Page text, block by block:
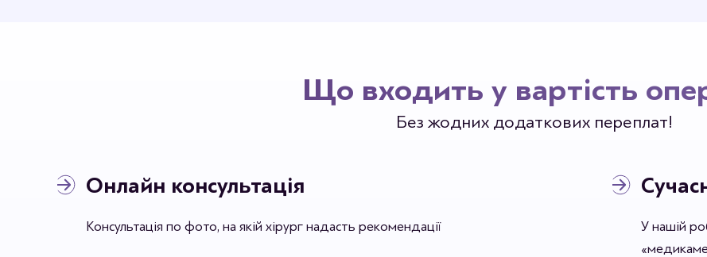
Що входить у вартість
Без жодних додаткових переплат!
Онлайн консультація
Консультація по фото, на якій хірург надасть рекомендації
У нашій